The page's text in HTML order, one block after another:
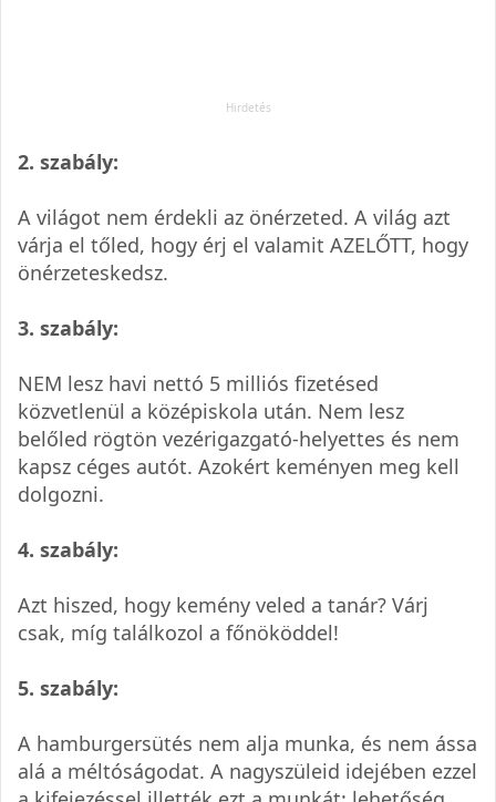
2. szabály:
A világot nem érdekli az önérzeted. A világ azt
várja el tőled, hogy érj el valamit AZELŐTT, hogy
önérzeteskedsz.
3. szabály:
NEM lesz havi nettó 5 milliós fizetésed
közvetlenül a középiskola után. Nem lesz
belőled rögtön vezérigazgató-helyettes és nem
kapsz céges autót. Azokért keményen meg kell
dolgozni.
4. szabály:
Azt hiszed, hogy kemény veled a tanár? Várj
csak, míg találkozol a főnököddel!
5. szabály:
A hamburgersütés nem alja munka, és nem ássa
alá a méltóságodat. A nagyszüleid idejében ezzel